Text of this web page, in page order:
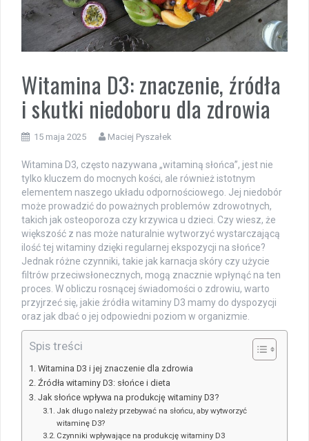
Witamina D3: znaczenie, źródła
i skutki niedoboru dla zdrowia
15 maja 2025 Maciej Pyszałek
Witamina D3, często nazywana „witaminą słońca”, jest nie
tylko kluczem do mocnych kości, ale również istotnym
elementem naszego układu odpornościowego. Jej niedobór
może prowadzić do poważnych problemów zdrowotnych,
takich jak osteoporoza czy krzywica u dzieci. Czy wiesz, że
większość z nas może naturalnie wytworzyć wystarczającą
ilość tej witaminy dzięki regularnej ekspozycji na słońce?
Jednak różne czynniki, takie jak karnacja skóry czy użycie
filtrów przeciwsłonecznych, mogą znacznie wpłynąć na ten
proces. W obliczu rosnącej świadomości o zdrowiu, warto
przyjrzeć się, jakie źródła witaminy D3 mamy do dyspozycji
oraz jak dbać o jej odpowiedni poziom w organizmie.
Spis treści
Witamina D3 i jej znaczenie dla zdrowia
Źródła witaminy D3: słońce i dieta
Jak słońce wpływa na produkcję witaminy D3?
Jak długo należy przebywać na słońcu, aby wytworzyć
witaminę D3?
Czynniki wpływające na produkcję witaminy D3